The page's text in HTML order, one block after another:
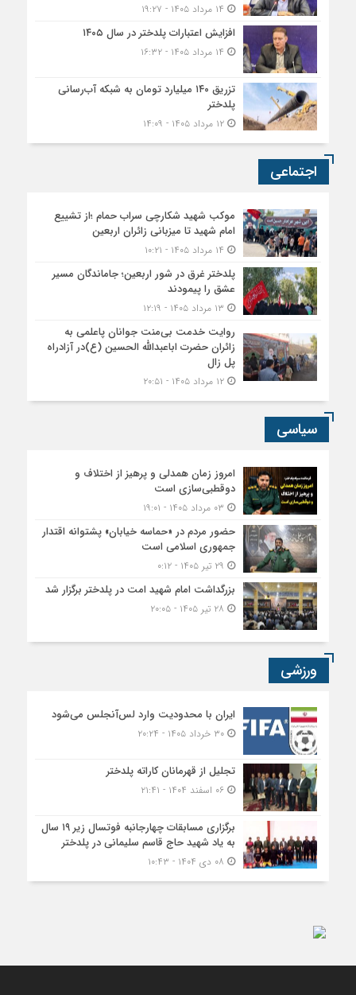
افزایش اعتبارات پلدختر در سال ۱۴۰۵
تزریق ۱۴۰ میلیارد تومان به شبکه آب‌رسانی
پلدختر
۱۲ مرداد ۱۴۰۵ - ۱۴:۰۹
اجتماعی
موکب شهید شکارچی سراب حمام ؛از تشییع
امام شهید تا میزبانی زائران اربعین
پلدختر غرق در شور اربعین؛ جاماندگان مسیر
عشق را پیمودند
روایت خدمت بی‌منت جوانان پاعلمی به
زائران حضرت اباعبدالله الحسین (ع)در آزادراه
پل زال
۱۲ مرداد ۱۴۰۵ - ۲۰:۵۱
سیاسی
امروز زمان همدلی و پرهیز از اختلاف و
دوقطبی‌سازی است
حضور مردم در «حماسه خیابان» پشتوانه اقتدار
جمهوری اسلامی است
بزرگداشت امام شهید امت در پلدختر برگزار شد
ورزشی
ایران با محدودیت وارد لس‌آنجلس می‌شود
۳۰ خرداد ۱۴۰۵ - ۲۰:۲۴
تجلیل از قهرمانان کاراته پلدختر
۰۶ اسفند ۱۴۰۴ - ۲۱:۴۱
برگزاری مسابقات چهارجانبه فوتسال زیر ۱۹ سال
به یاد شهید حاج قاسم سلیمانی در پلدختر